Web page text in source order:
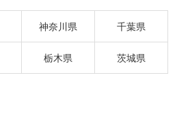
神奈川県 千葉県
栃木県 茨城県